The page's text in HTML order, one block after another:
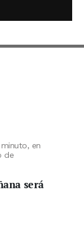
en
en LinkedIn
en
en
de
será